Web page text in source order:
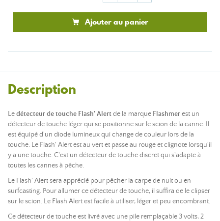
Ajouter au panier
Description
Ledétecteur de touche Flash' Alertde la marque Flashmerest un
détecteur de touche léger qui se positionne sur le scion de la canne. Il
est équipé d'un diode lumineux qui change de couleur lors de la
touche. Le Flash' Alert est au vert et passe au rouge et clignote lorsqu'il
y a une touche. C'est un détecteur de touche discret qui s'adapte à
toutes les cannes à pêche.
Le Flash' Alert sera apprécié pour pêcher la carpe de nuit ou en
surfcasting. Pour allumer ce détecteur de touche, il suffira de le clipser
sur le scion. Le Flash Alert est facile à utiliser, léger et peu encombrant.
Ce détecteur de touche est livré avec une pile remplaçable 3 volts, 2